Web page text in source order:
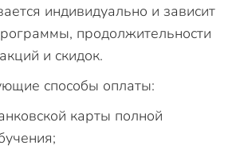
индивидуально и зависит
продолжительности
и скидок.
способы оплаты:
карты полной